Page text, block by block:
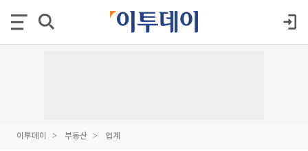
이투데이 부동산 업계